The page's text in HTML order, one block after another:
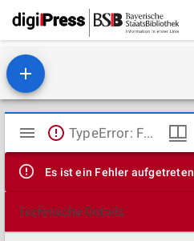
Mirador
Viewer
TypeError: Failed to fetch
Es ist ein Fehler aufgetreten
Technische Details